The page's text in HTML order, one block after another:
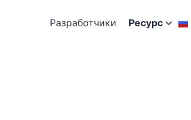
Разработчики Ресурс